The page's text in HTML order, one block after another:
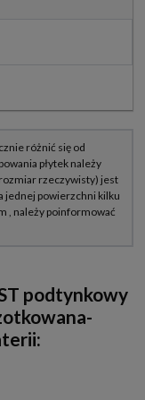
podtynkowy